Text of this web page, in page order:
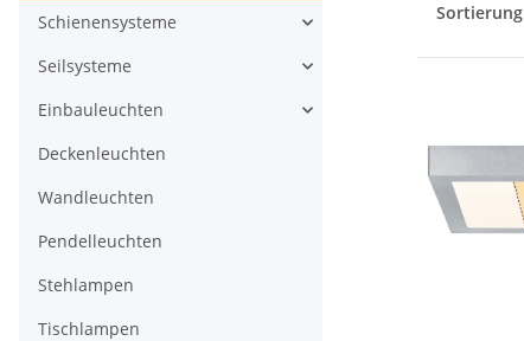
Sortierung
Schienensysteme
Seilsysteme
Einbauleuchten
Deckenleuchten
Wandleuchten
Pendelleuchten
Stehlampen
Tischlampen